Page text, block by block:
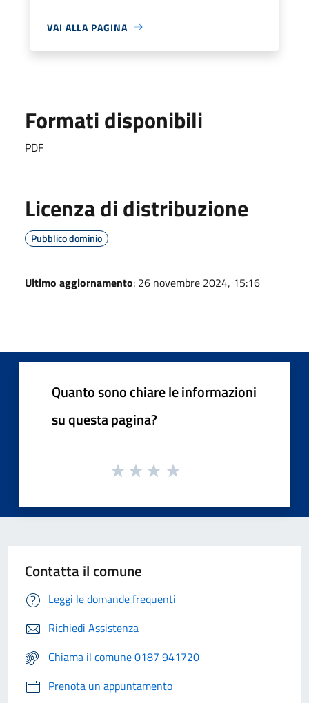
VAI ALLA PAGINA
Formati disponibili
PDF
Licenza di distribuzione
Pubblico dominio
Ultimo aggiornamento: 26 novembre 2024, 15:16
Quanto sono chiare le informazioni
su questa pagina?
Contatta il comune
Leggi le domande frequenti
Richiedi Assistenza
Chiama il comune 0187 941720
Prenota un appuntamento